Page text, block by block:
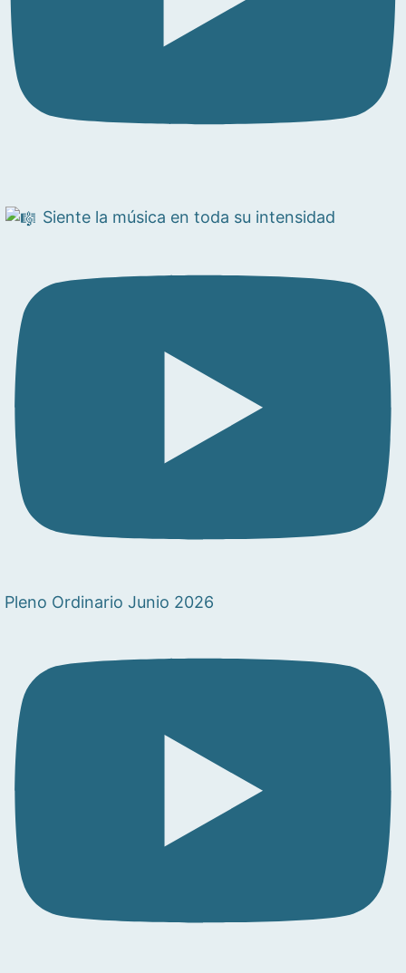
Siente la música en toda su intensidad
Pleno Ordinario Junio 2026